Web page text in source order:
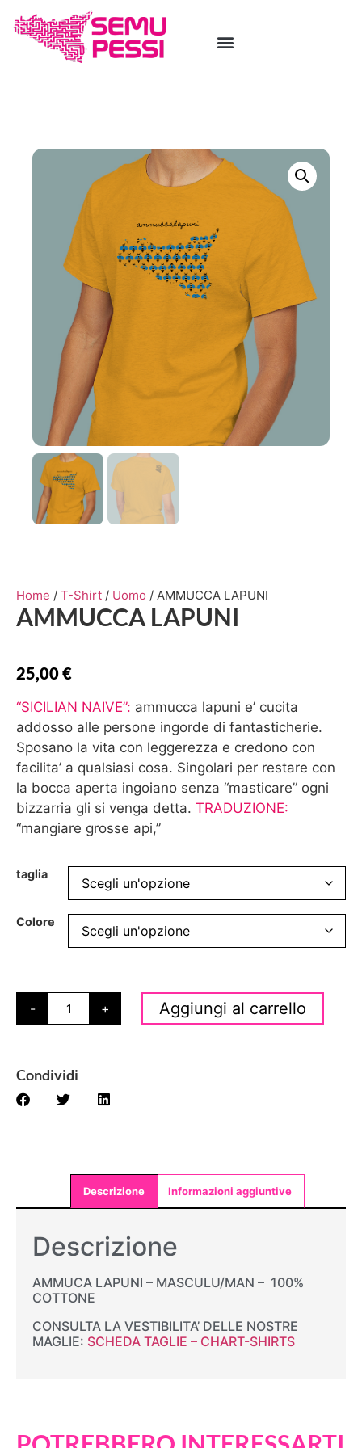
Home / T-Shirt / Uomo / AMMUCCA LAPUNI
AMMUCCA LAPUNI
25,00€
“SICILIAN NAIVE”: ammucca lapuni e’ cucita
addosso alle persone ingorde di fantasticherie.
Sposano la vita con leggerezza e credono con
facilita’ a qualsiasi cosa. Singolari per restare con
la bocca aperta ingoiano senza “masticare” ogni
bizzarria gli si venga detta. TRADUZIONE:
“mangiare grosse api,”
taglia
Colore
- + Aggiungi al carrello
Condividi
Descrizione Informazioni aggiuntive
Descrizione
AMMUCA LAPUNI – MASCULU/MAN – 100%
COTTONE
CONSULTA LA VESTIBILITA’ DELLE NOSTRE
MAGLIE: SCHEDA TAGLIE – CHART-SHIRTS